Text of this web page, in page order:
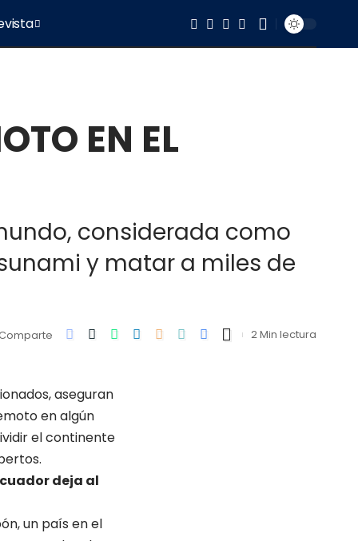
EN EL
considerada como
y matar a miles de
2 Min lectura
aseguran
en algún
el continente
deja al
un país en el